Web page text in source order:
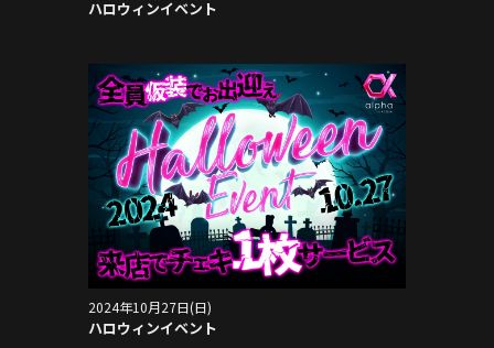
ハロウィンイベント
2024年10月27日(日)
ハロウィンイベント